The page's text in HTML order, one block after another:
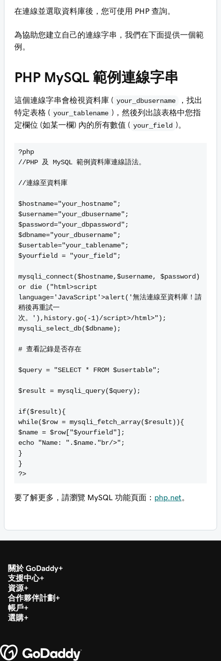
在連線並選取資料庫後，您可使用 PHP 查詢。
為協助您建立自己的連線字串，我們在下面提供一個範
例。
PHP MySQL 範例連線字串
這個連線字串會檢視資料庫 ( your_dbusername
，找出
特定表格 ( your_tablename )，然後列出該表格中您指
定欄位 (如某一欄) 內的所有數值 ( your_field )。
?php
//PHP 及 MySQL 範例資料庫連線語法。
//連線至資料庫
$hostname="your_hostname";
$username="your_dbusername";
$password="your_dbpassword";
$dbname="your_dbusername";
$usertable="your_tablename";
$yourfield = "your_field";
mysqli_connect($hostname,$username, $password)
or die ("html>script
language='JavaScript'>alert('無法連線至資料庫！請
稍後再重試一
次。'),history.go(-1)/script>/html>");
mysqli_select_db($dbname);
# 查看記錄是否存在
$query = "SELECT * FROM $usertable";
$result = mysqli_query($query);
if($result){
while($row = mysqli_fetch_array($result)){
$name = $row["$yourfield"];
echo "Name: ".$name."br/>";
}
}
?>
要了解更多，請瀏覽 MySQL 功能頁面： php.net
關於 GoDaddy
支援中心
資源
合作夥伴計劃
帳戶
選購